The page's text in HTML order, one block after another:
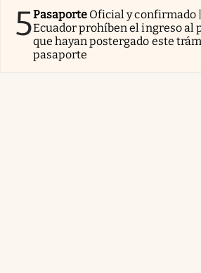
5Pasaporte Oficial y confirmado
Ecuador prohíben el ingreso al
que hayan postergado este
pasaporte